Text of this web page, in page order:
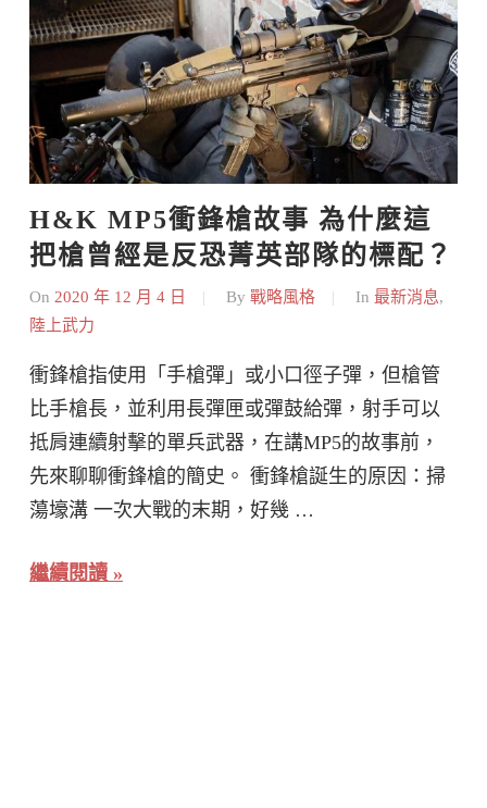
H&K MP5衝鋒槍故事 為什麼這
把槍曾經是反恐菁英部隊的標配？
On 2020 年 12 月 4 日 By 戰略風格 In 最新消息,
陸上武力
衝鋒槍指使用「手槍彈」或小口徑子彈，但槍管
比手槍長，並利用長彈匣或彈鼓給彈，射手可以
抵肩連續射擊的單兵武器，在講MP5的故事前，
先來聊聊衝鋒槍的簡史。 衝鋒槍誕生的原因：掃
蕩壕溝 一次大戰的末期，好幾 …
繼續閱讀